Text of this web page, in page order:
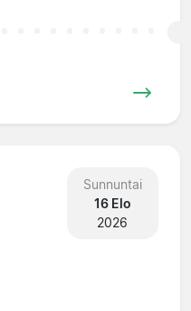
Sunnuntai
16 Elo
2026